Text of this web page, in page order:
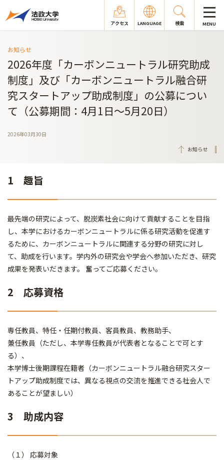
アクセス LANGUAGE 検索 MENU
お知らせ
2026年度「カーボンニュートラル研究助成
制度」及び「カーボンニュートラル融合研
究スタートアップ助成制度」の公募につい
て（公募期間：4月1日～5月20日）
2026年03月30日
お知らせ
1 趣旨
最先端の研究によって、脱炭素社会に向けて貢献することを目指
し、本学におけるカーボンニュートラルに係る研究活動を促進す
るために、カーボンニュートラルに関連する分野の研究に対し
て、助成を行います。学内外の研究会や学会へ参加いただき、研究
成果を発表いだきます。 奮ってご応募ください。
2 応募資格
専任教員、特任・任期付教員、客員教員、教務助手、
兼任教員（ただし、本学専任教員が代表者となることで可とす
る）、
本学博士後期課程在籍者（カーボンニュートラル融合研究スター
トアップ助成制度では、異なる視点の交流を推進できる社会人で
あることが望ましい）
3 助成内容
（１） 応募対象